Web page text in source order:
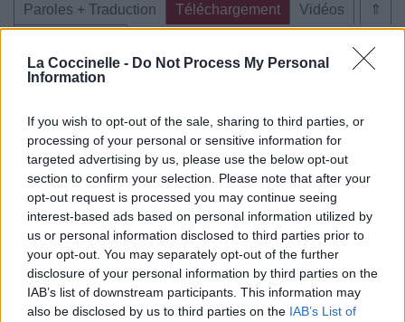
La Coccinelle - Do Not Process My Personal
Information
If you wish to opt-out of the sale, sharing to third parties, or
processing of your personal or sensitive information for
targeted advertising by us, please use the below opt-out
section to confirm your selection. Please note that after your
opt-out request is processed you may continue seeing
interest-based ads based on personal information utilized by
us or personal information disclosed to third parties prior to
your opt-out. You may separately opt-out of the further
disclosure of your personal information by third parties on the
IAB’s list of downstream participants. This information may
also be disclosed by us to third parties on the IAB’s List of
⇑
Paroles + Traduction Téléchargement
Vidéos
Pour prolonger le plaisir musical :
Vous aimez chanter, apprenez la guitare chez
Télécharger légalement les MP3 sur
Télécharger légalement les MP3 ou trouver le CD sur
Trouver des vinyles et des CD sur
Trouver un instrument de musique ou une partition au
meilleur prix sur